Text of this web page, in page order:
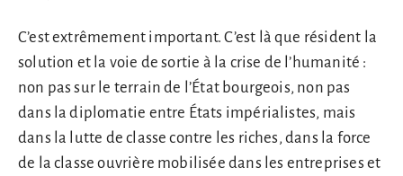
C’est extrêmement important. C’est là que résident la
solution et la voie de sortie à la crise de l’humanité :
non pas sur le terrain de l’État bourgeois, non pas
dans la diplomatie entre États impérialistes, mais
dans la lutte de classe contre les riches, dans la force
de la classe ouvrière mobilisée dans les entreprises et